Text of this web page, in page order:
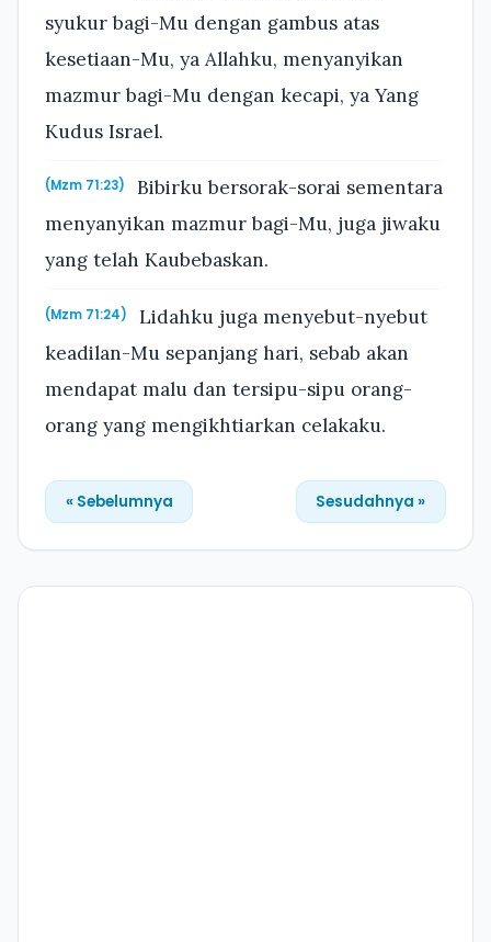
syukur bagi-Mu dengan gambus atas
kesetiaan-Mu, ya Allahku, menyanyikan
mazmur bagi-Mu dengan kecapi, ya Yang
Kudus Israel.
(Mzm 71:23)
Bibirku bersorak-sorai sementara
menyanyikan mazmur bagi-Mu, juga jiwaku
yang telah Kaubebaskan.
(Mzm 71:24)
Lidahku juga menyebut-nyebut
keadilan-Mu sepanjang hari, sebab akan
mendapat malu dan tersipu-sipu orang-
orang yang mengikhtiarkan celakaku.
« Sebelumnya Sesudahnya »